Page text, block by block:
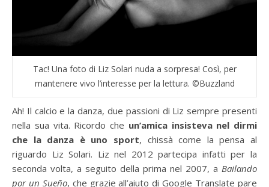
Tac! Una foto di Liz Solari nuda a sorpresa! Così, per
mantenere vivo l’interesse per la lettura. ©Buzzland
Ah! Il calcio e la danza, due passioni di Liz sempre presenti
nella sua vita. Ricordo che un’amica insisteva nel dirmi
che la danza è uno sport, chissà come la pensa al
riguardo Liz Solari. Liz nel 2012 partecipa infatti per la
seconda volta, a seguito della prima nel 2007, a Bailando
por un Sueño, che grazie all’aiuto di Google Translate pare